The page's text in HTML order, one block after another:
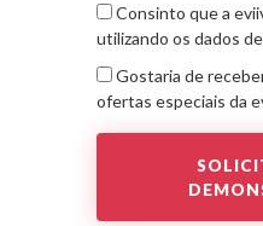
Consinto que a
utilizando os dados
Gostaria de
ofertas especiais da